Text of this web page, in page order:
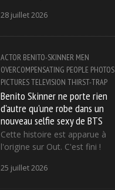
28 juillet 2026
ACTOR BENITO-SKINNER MEN
OVERCOMPENSATING PEOPLE PHOTOS
PICTURESTELEVISION THIRST-TRAP
Benito Skinner ne porte rien
d'autre qu'une robe dans un
nouveau selfie sexy de BTS
Cette histoire est apparue à
l'origine sur Out. C'est fini !
25 juillet 2026